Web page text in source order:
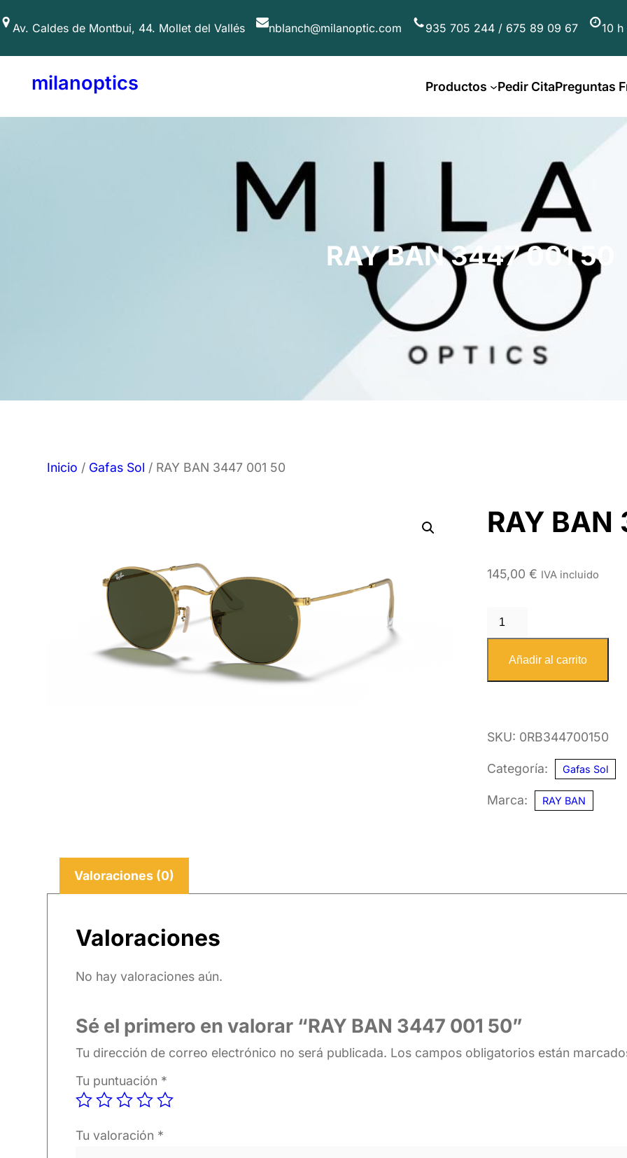
al Av. Caldes de Montbui, 44. Mollet del Vallés nblanch@milanoptic.com 935 705 244 / 675 89 09 67 10
milanoptics Productos Pedir CitaPreguntas
RAY BAN 3447 001 50
Inicio / Gafas Sol / RAY BAN 3447 001 50
RAY
145,00€ IVA incluido
RAY
BAN
3447
001
Añadir al carrito
SKU: 0RB344700150
Categoría: Gafas Sol
Marca: RAY BAN
Valoraciones (0)
Valoraciones
No hay valoraciones aún.
Sé el primero en valorar “RAY BAN 3447 001 50”
Tu dirección de correo electrónico no será publicada. Los campos obligatorios están
Tu puntuación *
Tu valoración *